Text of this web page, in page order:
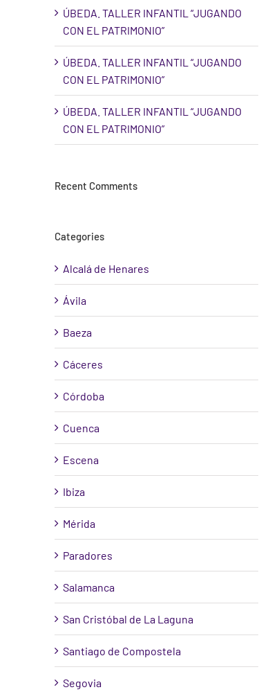
ÚBEDA. TALLER INFANTIL “JUGANDO
CON EL PATRIMONIO”
ÚBEDA. TALLER INFANTIL “JUGANDO
CON EL PATRIMONIO”
ÚBEDA. TALLER INFANTIL “JUGANDO
CON EL PATRIMONIO”
Recent Comments
Categories
Alcalá de Henares
Ávila
Baeza
Cáceres
Córdoba
Cuenca
Escena
Ibiza
Mérida
Paradores
Salamanca
San Cristóbal de La Laguna
Santiago de Compostela
Segovia